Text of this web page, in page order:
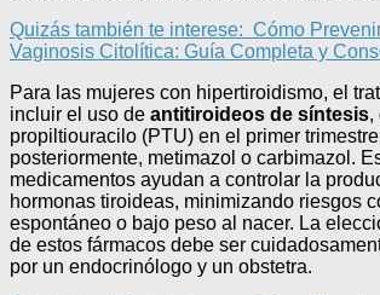
Quizás también te interese: Cómo
Vaginosis Citolítica: Guía Completa y
Para las mujeres con hipertiroidismo, el
incluir el uso de antitiroideos de síntesis,
propiltiouracilo (PTU) en el primer trimestre
posteriormente, metimazol o carbimazol.
medicamentos ayudan a controlar la
hormonas tiroideas, minimizando riesgos
espontáneo o bajo peso al nacer. La
de estos fármacos debe ser
por un endocrinólogo y un obstetra.